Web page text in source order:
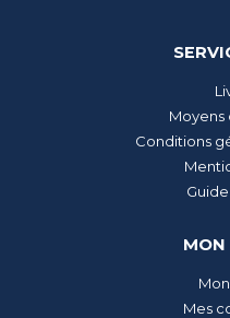
Conditions
MON
Mes